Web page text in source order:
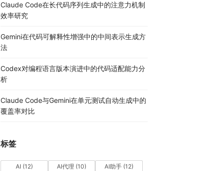
Claude Code在长代码序列生成中的注意力机制
效率研究
Gemini在代码可解释性增强中的中间表示生成方
法
Codex对编程语言版本演进中的代码适配能力分
析
Claude Code与Gemini在单元测试自动生成中的
覆盖率对比
标签
AI (12) AI代理 (10) AI助手 (12)